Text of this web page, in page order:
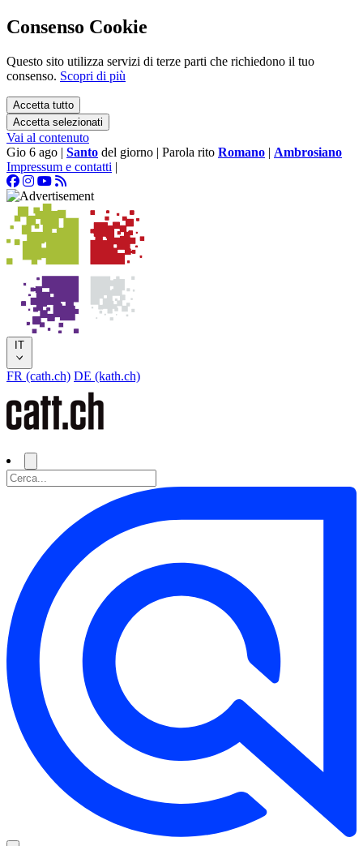
Consenso Cookie
Questo sito utilizza servizi di terze parti che richiedono il tuo
consenso. Scopri di più
Accetta tutto
Accetta selezionati
Vai al contenuto
Gio 6 ago | Santo del giorno | Parola rito Romano | Ambrosiano
Impressum e contatti |
IT
FR (cath.ch) DE (kath.ch)